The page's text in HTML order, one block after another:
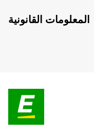
المعلومات القانونية